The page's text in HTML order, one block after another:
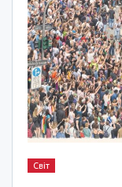
Світ